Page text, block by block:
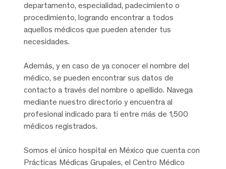
departamento, especialidad, padecimiento o
procedimiento, logrando encontrar a todos
aquellos médicos que pueden atender tus
necesidades.
Además, y en caso de ya conocer el nombre del
médico, se pueden encontrar sus datos de
contacto a través del nombre o apellido. Navega
mediante nuestro directorio y encuentra al
profesional indicado para ti entre más de 1,500
médicos registrados.
Somos el único hospital en México que cuenta con
Prácticas Médicas Grupales, el Centro Médico